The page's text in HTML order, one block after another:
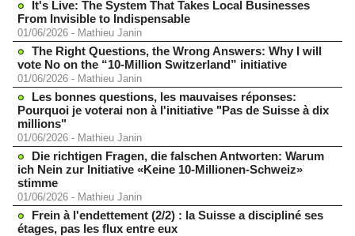
It's Live: The System That Takes Local Businesses
From Invisible to Indispensable
01/06/2026 - Mathieu Janin
The Right Questions, the Wrong Answers: Why I will
vote No on the “10-Million Switzerland” initiative
01/06/2026 - Mathieu Janin
Les bonnes questions, les mauvaises réponses:
Pourquoi je voterai non à l'initiative "Pas de Suisse à dix
millions"
01/06/2026 - Mathieu Janin
Die richtigen Fragen, die falschen Antworten: Warum
ich Nein zur Initiative «Keine 10-Millionen-Schweiz»
stimme
01/06/2026 - Mathieu Janin
Frein à l'endettement (2/2) : la Suisse a discipliné ses
étages, pas les flux entre eux